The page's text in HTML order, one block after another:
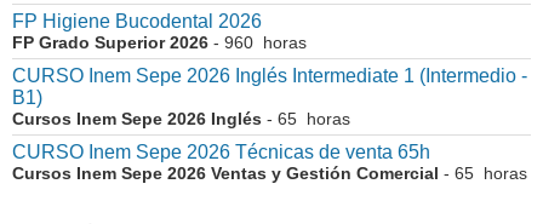
FP Higiene Bucodental 2026
FP Grado Superior 2026 - 960 horas
CURSO Inem Sepe 2026 Inglés Intermediate 1 (Intermedio -
B1)
Cursos Inem Sepe 2026 Inglés - 65 horas
CURSO Inem Sepe 2026 Técnicas de venta 65h
Cursos Inem Sepe 2026 Ventas y Gestión Comercial - 65 horas